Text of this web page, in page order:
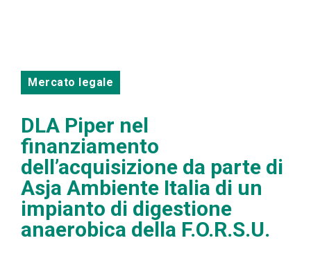
Mercato legale
DLA Piper nel
finanziamento
dell’acquisizione da parte di
Asja Ambiente Italia di un
impianto di digestione
anaerobica della F.O.R.S.U.